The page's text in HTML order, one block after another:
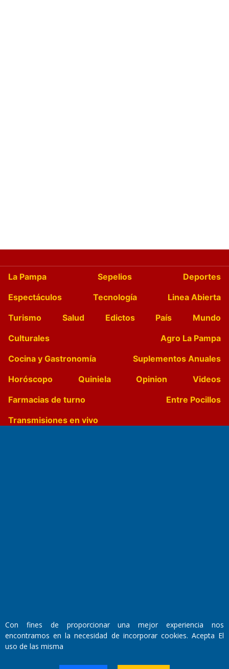
La Pampa Sepelios
Deportes
Espectáculos
Tecnología
Linea Abierta
Turismo
Salud Edictos País
Mundo
Culturales
Agro La Pampa
Cocina y Gastronomía
Suplementos Anuales
Horóscopo
Quiniela Opinion
Videos
Farmacias de turno
Entre Pocillos
Transmisiones en vivo
Propietario: El Diario SRL
Director Periodístico:
Walter René Goñi
Con fines de proporcionar una mejor experiencia nos
encontramos en la necesidad de incorporar cookies. Acepta El
uso de las misma